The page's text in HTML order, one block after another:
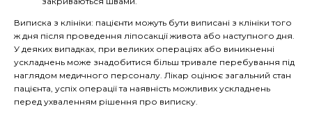
Виписка з клініки: пацієнти можуть бути виписані з клініки того
ж дня після проведення ліпосакції живота або наступного дня.
У деяких випадках, при великих операціях або виникненні
ускладнень може знадобитися більш тривале перебування під
наглядом медичного персоналу. Лікар оцінює загальний стан
пацієнта, успіх операції та наявність можливих ускладнень
перед ухваленням рішення про виписку.